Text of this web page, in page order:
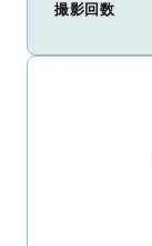
撮影回数